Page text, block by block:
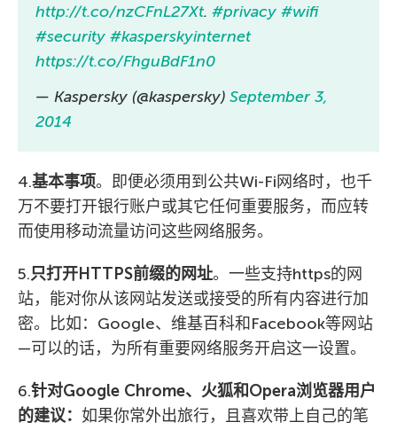
http://t.co/nzCFnL27Xt. #privacy #wifi
#security #kasperskyinternet
https://t.co/FhguBdF1n0
— Kaspersky (@kaspersky) September 3,
2014
4.基本事项。即便必须用到公共Wi-Fi网络时，也千
万不要打开银行账户或其它任何重要服务，而应转
而使用移动流量访问这些网络服务。
5.只打开HTTPS前缀的网址。一些支持https的网
站，能对你从该网站发送或接受的所有内容进行加
密。比如：Google、维基百科和Facebook等网站
—可以的话，为所有重要网络服务开启这一设置。
6.针对Google Chrome、火狐和Opera浏览器用户
的建议： 如果你常外出旅行，且喜欢带上自己的笔